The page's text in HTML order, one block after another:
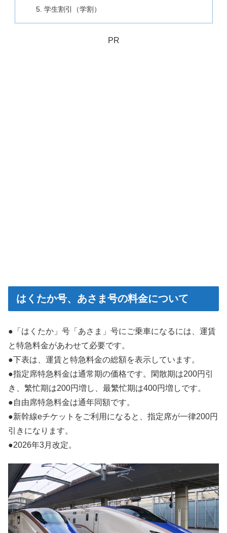
学生割引（学割）
PR
はくたか号、あさま号の料金について
●「はくたか」号「あさま」号にご乗車になるには、運賃
と特急料金があわせて必要です。
●下表は、運賃と特急料金の総額を表示しています。
●指定席特急料金は通常期の価格です。閑散期は200円引
き、繁忙期は200円増し、最繁忙期は400円増しです。
●自由席特急料金は通年同額です。
●新幹線eチケットをご利用になると、指定席が一律200円
引きになります。
●2026年3月改定。